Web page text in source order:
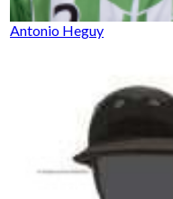
Antonio Heguy